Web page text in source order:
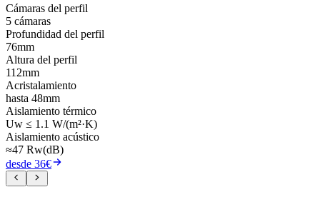
Cámaras del perfil
5 cámaras
Profundidad del perfil
76mm
Altura del perfil
112mm
Acristalamiento
hasta 48mm
Aislamiento térmico
Uw ≤ 1.1 W/(m²·K)
Aislamiento acústico
≈47 Rw(dB)
desde 36€